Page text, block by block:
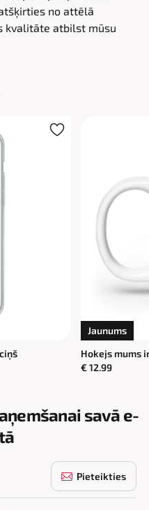
no attēlā
kvalitāte atbilst mūsu
Jaunums
Hokejs mums
€ 12.99
savā e-
Pieteikties